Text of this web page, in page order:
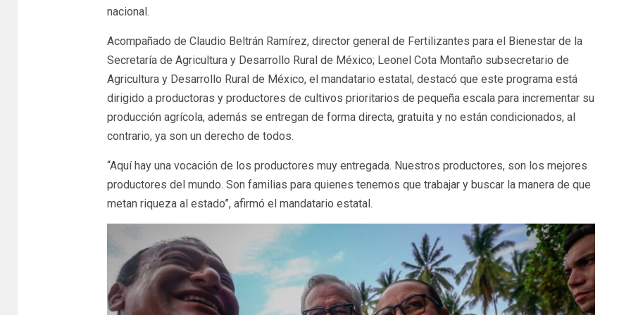
nacional.
Acompañado de Claudio Beltrán Ramírez, director general de Fertilizantes para el Bienestar de la
Secretaría de Agricultura y Desarrollo Rural de México; Leonel Cota Montaño subsecretario de
Agricultura y Desarrollo Rural de México, el mandatario estatal, destacó que este programa está
dirigido a productoras y productores de cultivos prioritarios de pequeña escala para incrementar su
producción agrícola, además se entregan de forma directa, gratuita y no están condicionados, al
contrario, ya son un derecho de todos.
“Aquí hay una vocación de los productores muy entregada. Nuestros productores, son los mejores
productores del mundo. Son familias para quienes tenemos que trabajar y buscar la manera de que
metan riqueza al estado”, afirmó el mandatario estatal.